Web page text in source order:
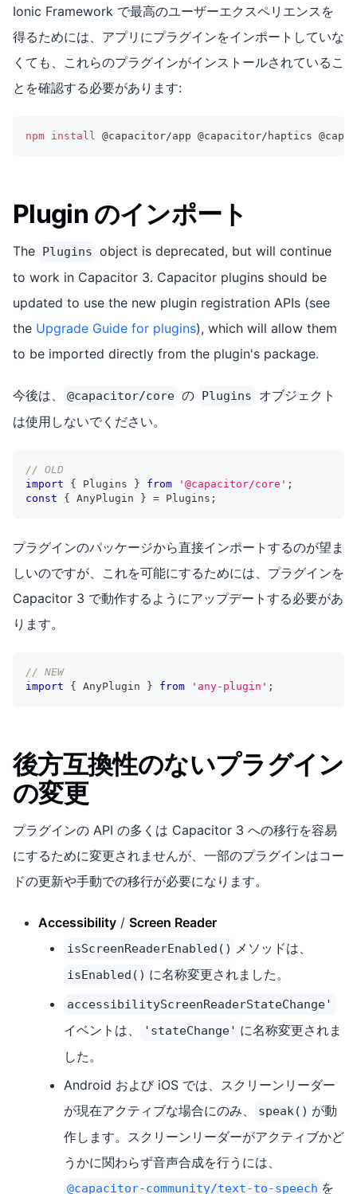
Ionic Framework で最高のユーザーエクスペリエンスを
得るためには、アプリにプラグインをインポートしていな
くても、これらのプラグインがインストールされているこ
とを確認する必要があります:
npm install @capacitor/app @capacitor/haptics
Plugin のインポート
The Plugins object is deprecated, but will continue
to work in Capacitor 3. Capacitor plugins should be
updated to use the new plugin registration APIs (see
the Upgrade Guide for plugins), which will allow them
to be imported directly from the plugin's package.
今後は、 @capacitor/core の Plugins
オブジェクト
は使用しないでください。
// OLD
import
{ Plugins } from '@capacitor/core' ;
const
{ AnyPlugin } = Plugins ;
プラグインのパッケージから直接インポートするのが望ま
しいのですが、これを可能にするためには、プラグインを
Capacitor 3 で動作するようにアップデートする必要があ
ります。
// NEW
import
{ AnyPlugin } from 'any-plugin' ;
後方互換性のないプラグイン
の変更
プラグインの API の多くは Capacitor 3 への移行を容易
にするために変更されませんが、一部のプラグインはコー
ドの更新や手動での移行が必要になります。
Accessibility / Screen Reader
isScreenReaderEnabled() メソッドは、
isEnabled() に名称変更されました。
accessibilityScreenReaderStateChange'
イベントは、 'stateChange' に名称変更されま
した。
Android および iOS では、スクリーンリーダー
が現在アクティブな場合にのみ、
speak() が動
作します。スクリーンリーダーがアクティブかど
うかに関わらず音声合成を行うには、
@capacitor-community/text-to-speech を